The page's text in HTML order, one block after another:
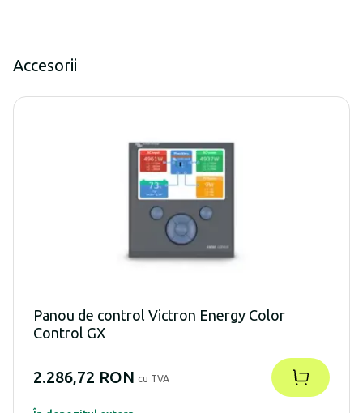
Accesorii
Panou de control Victron Energy Color
Control GX
2.286,72 RON cu TVA